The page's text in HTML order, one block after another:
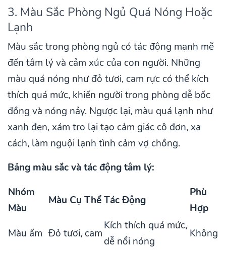
3. Màu Sắc Phòng Ngủ Quá Nóng Hoặc
Lạnh
Màu sắc trong phòng ngủ có tác động mạnh mẽ
đến tâm lý và cảm xúc của con người. Những
màu quá nóng như đỏ tươi, cam rực có thể kích
thích quá mức, khiến người trong phòng dễ bốc
đồng và nóng nảy. Ngược lại, màu quá lạnh như
xanh đen, xám tro lại tạo cảm giác cô đơn, xa
cách, làm nguội lạnh tình cảm vợ chồng.
Bảng màu sắc và tác động tâm lý:
Nhóm
Màu
Màu Cụ ThểTác Động
Phù
Hợp
Màu ấm Đỏ tươi, cam
Kích thích quá mức,
dễ nổi nóng
Không